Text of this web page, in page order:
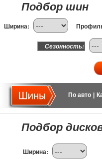
Подбор шин
Ширина:
Сезонность:
По авто
Подбор
Ширина: